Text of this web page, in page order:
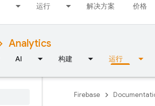
运行 解决方案 价格
Analytics
AI 构建 运行
Firebase